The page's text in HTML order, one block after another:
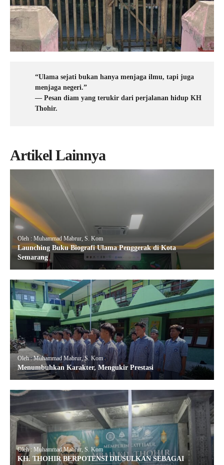
“Ulama sejati bukan hanya menjaga ilmu, tapi juga
menjaga negeri.”
— Pesan diam yang terukir dari perjalanan hidup KH
Thohir.
Artikel Lainnya
Oleh : Muhammad Mabrur, S. Kom
Launching Buku Biografi Ulama Penggerak di Kota
Semarang
Oleh : Muhammad Mabrur, S. Kom
Menumbuhkan Karakter, Mengukir Prestasi
Oleh : Muhammad Mabrur, S. Kom
KH. THOHIR BERPOTENSI DIUSULKAN SEBAGAI